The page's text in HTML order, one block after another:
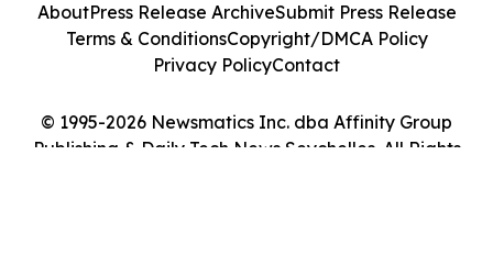
© 1995-2026 Newsmatics Inc. dba Affinity Group
Publishing & Daily Tech News Seychelles. All Rights
AboutPress Release ArchiveSubmit Press Release
Terms & ConditionsCopyright/DMCA Policy
Privacy PolicyContact